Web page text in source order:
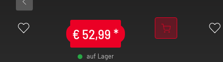
€ 52,99*
auf Lager